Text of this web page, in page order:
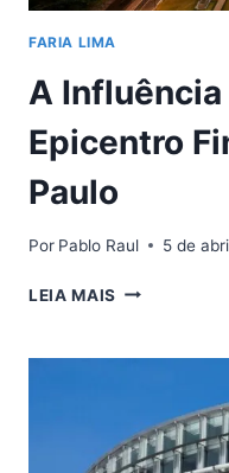
FARIA LIMA
A Influência
Epicentro
Paulo
Por Pablo Raul 5 de
LEIA MAIS A
FARIA
EPICENTRO
FINANCEIRO